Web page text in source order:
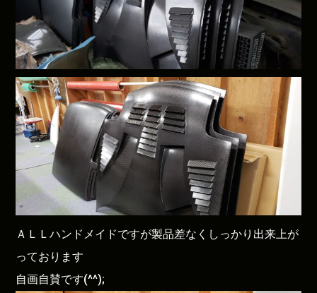
ＡＬＬハンドメイドですが製品差なくしっかり出来上が
っております
自画自賛です(^^);